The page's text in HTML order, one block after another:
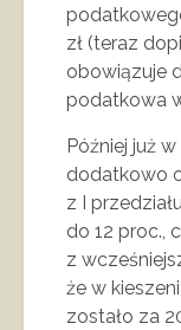
zł (teraz
obowiązuje
podatkowa
Później już
dodatkowo
z I
do 12 proc.,
z
że w
zostało za